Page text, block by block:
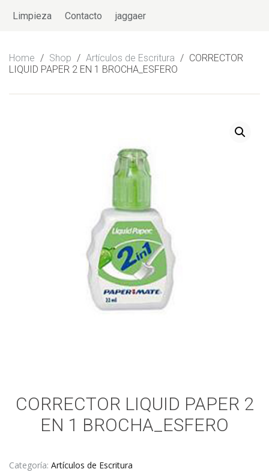
Limpieza Contacto jaggaer
Home / Shop / Artículos de Escritura / CORRECTOR
LIQUID PAPER 2 EN 1 BROCHA_ESFERO
CORRECTOR LIQUID PAPER 2
EN 1 BROCHA_ESFERO
Categoría: Artículos de Escritura